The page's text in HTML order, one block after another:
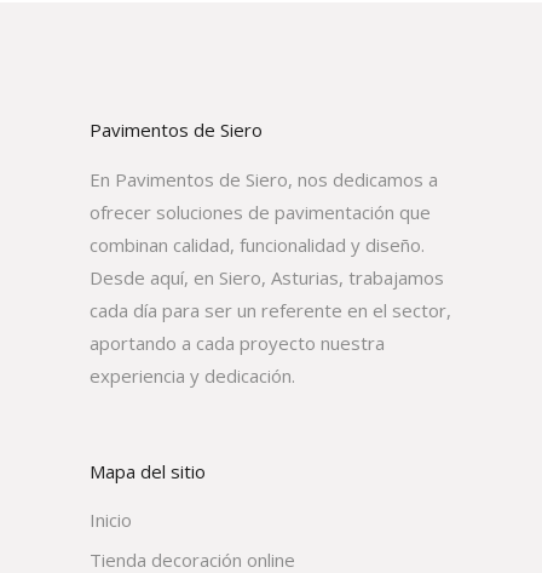
Pavimentos de Siero
En Pavimentos de Siero, nos dedicamos a
ofrecer soluciones de pavimentación que
combinan calidad, funcionalidad y diseño.
Desde aquí, en Siero, Asturias, trabajamos
cada día para ser un referente en el sector,
aportando a cada proyecto nuestra
experiencia y dedicación.
Mapa del sitio
Inicio
Tienda decoración online